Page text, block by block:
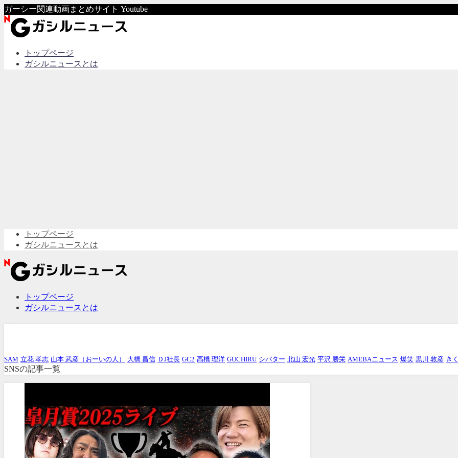
ガーシー関連動画まとめサイト Youtube
トップページ
ガシルニュースとは
トップページ
ガシルニュースとは
トップページ
ガシルニュースとは
SAM 立花 孝志 山本 武彦（おーいの人） 大橋 昌信 ＤJ社長 GC2 高橋 理洋 GUCHIRU シバター 北山 宏光 平沢 勝栄 AMEBAニュース 爆笑 黒川 敦彦 き
SNSの記事一覧